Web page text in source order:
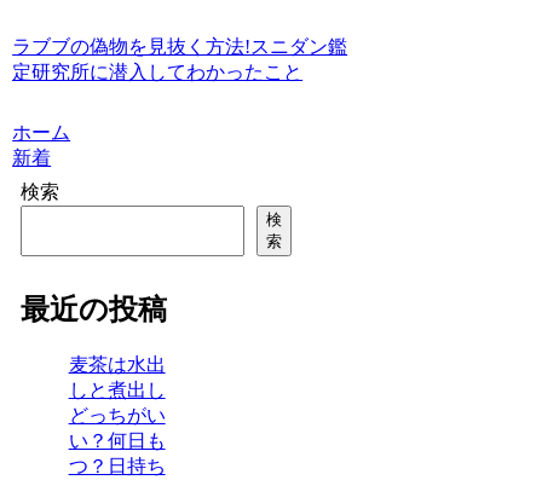
ラブブの偽物を見抜く方法!スニダン鑑
定研究所に潜入してわかったこと
ホーム
新着
検索
検
索
最近の投稿
麦茶は水出
しと煮出し
どっちがい
い？何日も
つ？日持ち